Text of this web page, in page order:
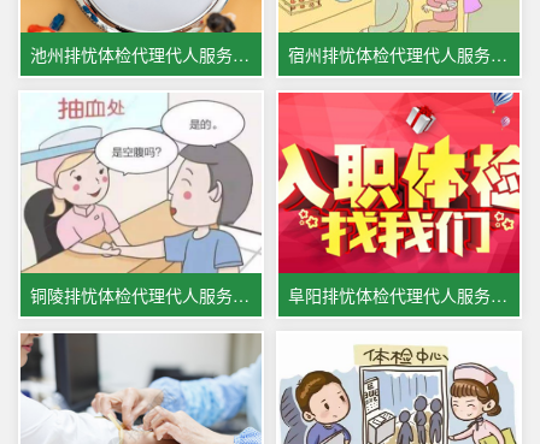
池州排忧体检代理代人服务机构 宿州排忧体检代理代人服务公司
铜陵排忧体检代理代人服务集团 阜阳排忧体检代理代人服务中心